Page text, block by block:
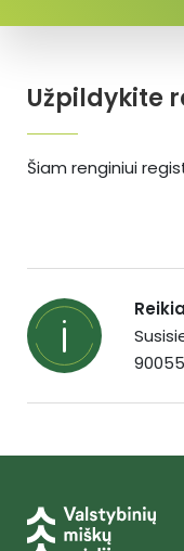
Užpildykite
Šiam renginiui
90055